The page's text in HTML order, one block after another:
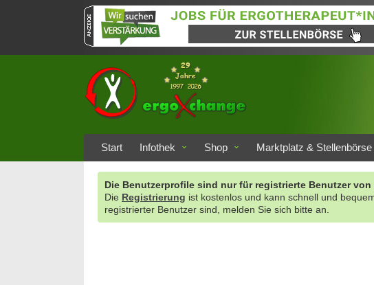
Start Infothek Shop Marktplatz & Stellenbörse
Die Benutzerprofile sind nur für registrierte Benutzer
Die Registrierung ist kostenlos und kann schnell und
registrierter Benutzer sind, melden Sie sich bitte an.